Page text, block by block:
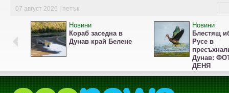
07 август 2026 | петък
Новини
Кораб заседна в
Дунав край Белене
Новини
Блестящ
Русе в
Дунав:
ДЕНЯ